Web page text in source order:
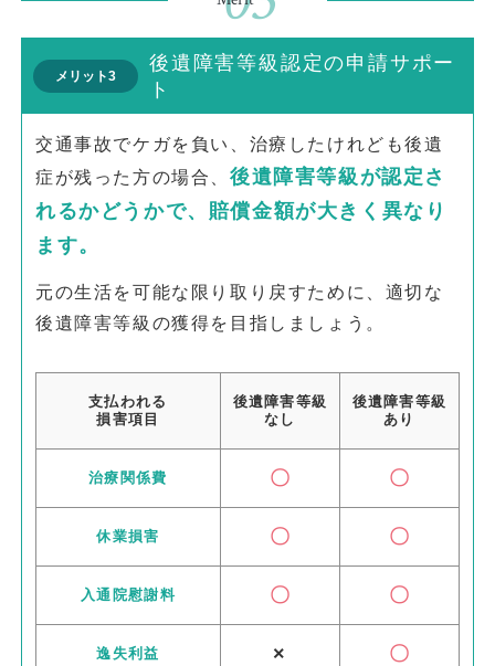
メリット3
後遺障害等級認定の申請サポー
ト
交通事故でケガを負い、治療したけれども後遺
症が残った方の場合、 後遺障害等級が認定さ
れるかどうかで、賠償金額が大きく異なり
ます。
元の生活を可能な限り取り戻すために、適切な
後遺障害等級の獲得を目指しましょう。
支払われる
損害項目
後遺障害等級
なし
後遺障害等級
あり
治療関係費 〇 〇
休業損害 〇 〇
入通院慰謝料 〇 〇
逸失利益 × 〇